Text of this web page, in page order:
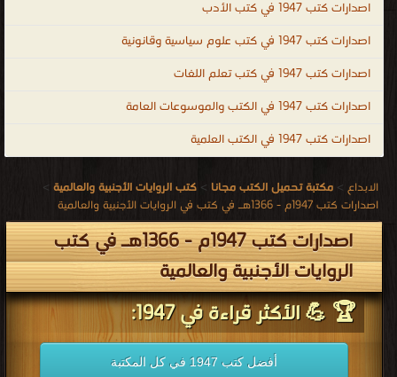
اصدارات كتب 1947 في كتب الأدب
اصدارات كتب 1947 في كتب علوم سياسية وقانونية
اصدارات كتب 1947 في كتب تعلم اللغات
اصدارات كتب 1947 في الكتب والموسوعات العامة
اصدارات كتب 1947 في الكتب العلمية
الابداع > مكتبة تحميل الكتب مجانا > كتب الروايات الأجنبية والعالمية >
اصدارات كتب 1947م - 1366هـ في كتب في الروايات الأجنبية والعالمية
اصدارات كتب 1947م - 1366هـ في كتب
الروايات الأجنبية والعالمية
🏆 💪 الأكثر قراءة في 1947:
أفضل كتب 1947 في كل المكتبة